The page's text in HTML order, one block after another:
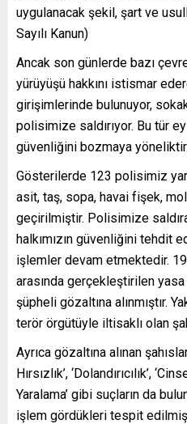
uygulanacak şekil, şart ve
Sayılı Kanun)
Ancak son günlerde bazı
yürüyüşü hakkını istismar
girişimlerinde bulunuyor,
polisimize saldırıyor. Bu tür
güvenliğini bozmaya yöneliktir.
Gösterilerde 123 polisimiz
asit, taş, sopa, havai fişek,
geçirilmiştir. Polisimize
halkımızın güvenliğini tehdit
işlemler devam etmektedir.
arasında gerçekleştirilen yasa
şüpheli gözaltına alınmıştır.
terör örgütüyle iltisaklı olan
Ayrıca gözaltına alınan
Hırsızlık’, ‘Dolandırıcılık’,
Yaralama’ gibi suçların da
işlem gördükleri tespit